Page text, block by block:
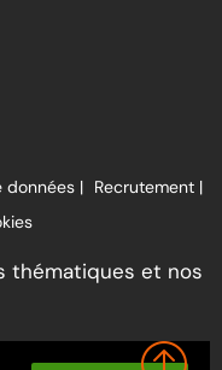
données | Recrutement |
thématiques et nos